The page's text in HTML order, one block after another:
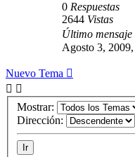
0 Respuestas
2644 Vistas
Último mensaje
Agosto 3,
Nuevo Tema
Mostrar:
Dirección: